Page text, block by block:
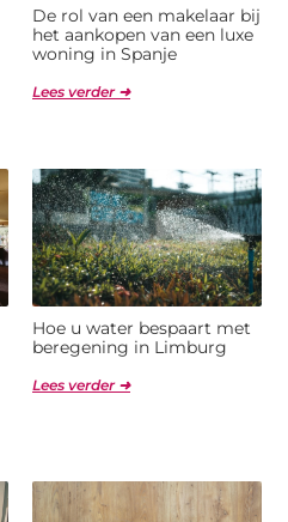
De rol van een makelaar bij
het aankopen van een luxe
woning in Spanje
Lees verder ➜
Hoe u water bespaart met
beregening in Limburg
Lees verder ➜